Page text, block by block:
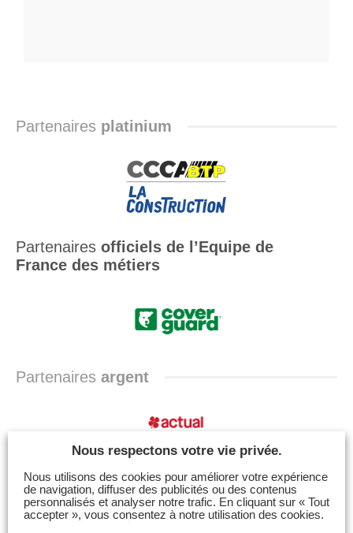
Partenaires platinium
Partenaires officiels de l’Equipe de
France des métiers
Partenaires argent
Les champions
Nous respectons votre vie privée.
Nous utilisons des cookies pour améliorer votre expérience
de navigation, diffuser des publicités ou des contenus
personnalisés et analyser notre trafic. En cliquant sur « Tout
accepter », vous consentez à notre utilisation des cookies.